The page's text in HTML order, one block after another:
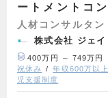
ートメントコ
人材コンサルタ
株式会社 ジェ
400万円 ～ 749万円
祝休み
年収600万以上
児支援制度